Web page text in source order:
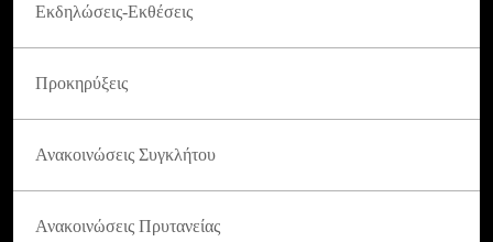
Εκδηλώσεις-Εκθέσεις
Προκηρύξεις
Ανακοινώσεις Συγκλήτου
Ανακοινώσεις Πρυτανείας